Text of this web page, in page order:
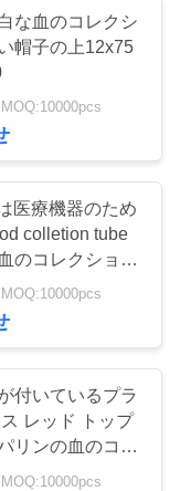
の
38
45
な血のコレクシ
帽子の上12x75
医療機器のため
colletion tube
のコレクション
付いているプラ
レッド トップ
リンの血のコレ
管